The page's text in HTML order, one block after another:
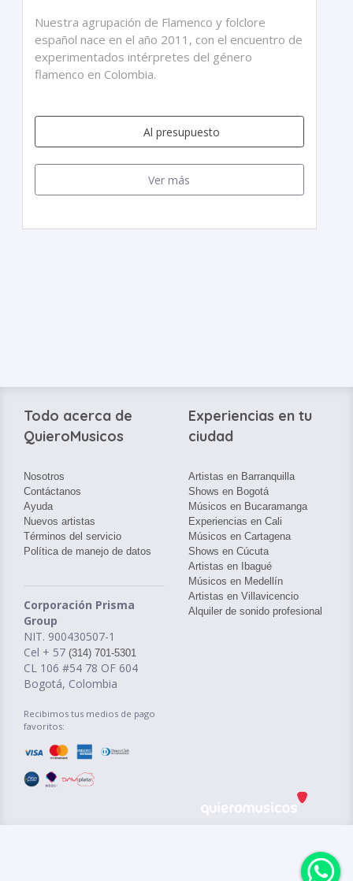
Nuestra agrupación de Flamenco y folclore
español nace en el año 2011, con el encuentro de
experimentados intérpretes del género
flamenco en Colombia.
Al presupuesto
Ver más
Todo acerca de
QuieroMusicos
Nosotros
Contáctanos
Ayuda
Nuevos artistas
Términos del servicio
Política de manejo de datos
Corporación Prisma
Group
NIT. 900430507-1
Cel + 57 (314) 701-5301
CL 106 #54 78 OF 604
Bogotá, Colombia
Recibimos tus medios de pago
favoritos:
Experiencias en tu
ciudad
Artistas en Barranquilla
Shows en Bogotá
Músicos en Bucaramanga
Experiencias en Cali
Músicos en Cartagena
Shows en Cúcuta
Artistas en Ibagué
Músicos en Medellín
Artistas en Villavicencio
Alquiler de sonido profesional